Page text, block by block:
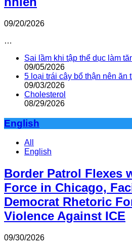
09/20/2026
…
Sai lầm khi tập thể dục làm
09/05/2026
5 loại trái cây bổ thận nên ăn
09/03/2026
Cholesterol
08/29/2026
English
All
English
Border Patrol Flexes
Force in Chicago,
Democrat Rhetoric
Violence Against ICE
09/30/2026